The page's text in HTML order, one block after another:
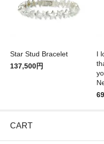
Star Stud Bracelet
137,500円
I
CART